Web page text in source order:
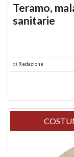
Teramo,
sanitarie
di Redazione